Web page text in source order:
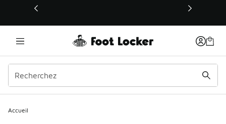
Ce lien s’ouvrira dans une nouvelle fenêtre
Accueil